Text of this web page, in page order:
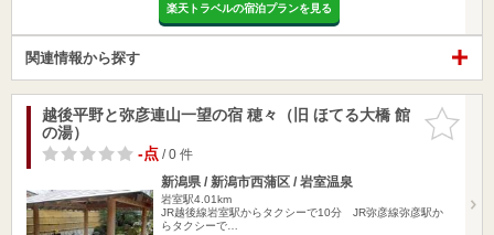
楽天トラベルの宿泊プランを見る
関連情報から探す
お気に入
りに追加
越後平野と弥彦連山一望の宿 穂々（旧 ほてる大橋 館
の湯）
-点/ 0 件
新潟県 / 新潟市西蒲区 / 岩室温泉
岩室駅4.01km
JR越後線岩室駅からタクシーで10分 JR弥彦線弥彦駅か
らタクシーで…